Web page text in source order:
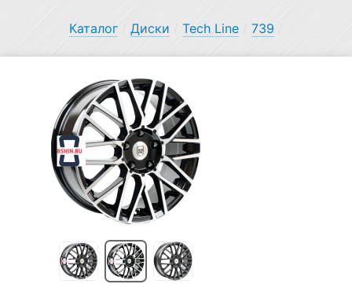
Каталог Диски Tech Line 739